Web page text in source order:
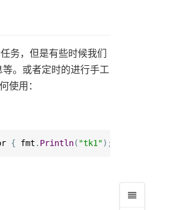
务，但是有些时候我们
。或者定时的进行手工
使用：
{ fmt . Println( "tk1");